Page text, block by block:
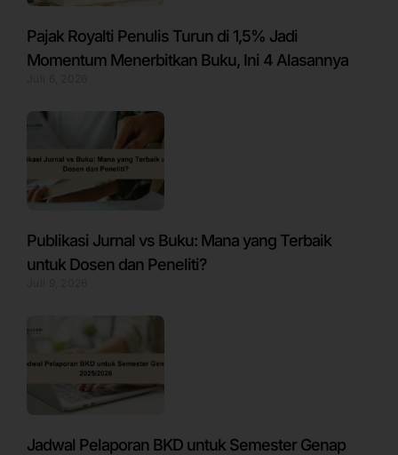
Pajak Royalti Penulis Turun di 1,5% Jadi
Momentum Menerbitkan Buku, Ini 4 Alasannya
Publikasi Jurnal vs Buku: Mana yang Terbaik
untuk Dosen dan Peneliti?
Jadwal Pelaporan BKD untuk Semester Genap